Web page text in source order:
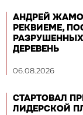
АНДРЕЙ
РЕКВИЕМЕ,
ДЕРЕВЕНЬ
06.08.2026
СТАРТОВАЛ
ЛИДЕРСКОЙ